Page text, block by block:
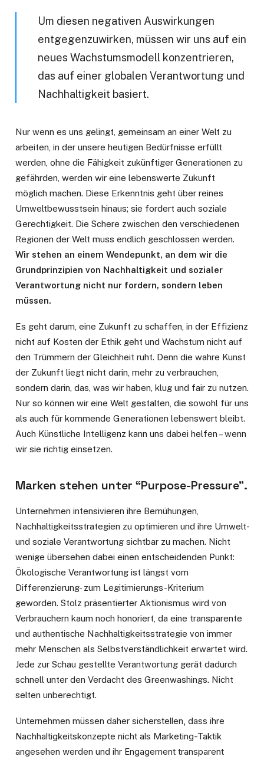
Um diesen negativen Auswirkungen
entgegenzuwirken, müssen wir uns auf ein
neues Wachstumsmodell konzentrieren,
das auf einer globalen Verantwortung und
Nachhaltigkeit basiert.
Nur wenn es uns gelingt, gemeinsam an einer Welt zu
arbeiten, in der unsere heutigen Bedürfnisse erfüllt
werden, ohne die Fähigkeit zukünftiger Generationen zu
gefährden, werden wir eine lebenswerte Zukunft
möglich machen. Diese Erkenntnis geht über reines
Umweltbewusstsein hinaus; sie fordert auch soziale
Gerechtigkeit. Die Schere zwischen den verschiedenen
Regionen der Welt muss endlich geschlossen werden.
Wir stehen an einem Wendepunkt, an dem wir die
Grundprinzipien von Nachhaltigkeit und sozialer
Verantwortung nicht nur fordern, sondern leben
müssen.
Es geht darum, eine Zukunft zu schaffen, in der Effizienz
nicht auf Kosten der Ethik geht und Wachstum nicht auf
den Trümmern der Gleichheit ruht. Denn die wahre Kunst
der Zukunft liegt nicht darin, mehr zu verbrauchen,
sondern darin, das, was wir haben, klug und fair zu nutzen.
Nur so können wir eine Welt gestalten, die sowohl für uns
als auch für kommende Generationen lebenswert bleibt.
Auch Künstliche Intelligenz kann uns dabei helfen – wenn
wir sie richtig einsetzen.
Marken stehen unter “Purpose-Pressure”.
Unternehmen intensivieren ihre Bemühungen,
Nachhaltigkeitsstrategien zu optimieren und ihre Umwelt-
und soziale Verantwortung sichtbar zu machen. Nicht
wenige übersehen dabei einen entscheidenden Punkt:
Ökologische Verantwortung ist längst vom
Differenzierung- zum Legitimierungs-Kriterium
geworden. Stolz präsentierter Aktionismus wird von
Verbrauchern kaum noch honoriert, da eine transparente
und authentische Nachhaltigkeitsstrategie von immer
mehr Menschen als Selbstverständlichkeit erwartet wird.
Jede zur Schau gestellte Verantwortung gerät dadurch
schnell unter den Verdacht des Greenwashings. Nicht
selten unberechtigt.
Unternehmen müssen daher sicherstellen, dass ihre
Nachhaltigkeitskonzepte nicht als Marketing-Taktik
angesehen werden und ihr Engagement transparent